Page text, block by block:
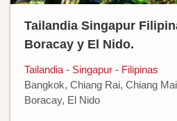
Tailandia Singapur
Boracay y El Nido.
Tailandia - Singapur - Filipinas
Bangkok, Chiang Rai, Chiang
Boracay, El Nido